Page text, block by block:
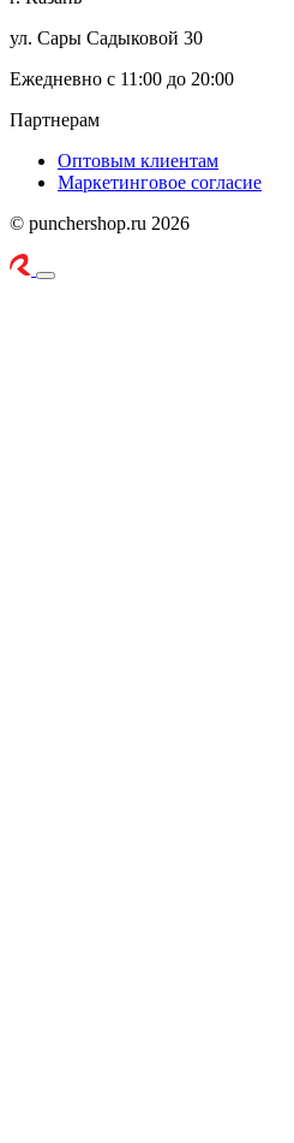
ул. Сары Садыковой 30
Ежедневно с 11:00 до 20:00
Партнерам
Оптовым клиентам
Маркетинговое согласие
© punchershop.ru 2026